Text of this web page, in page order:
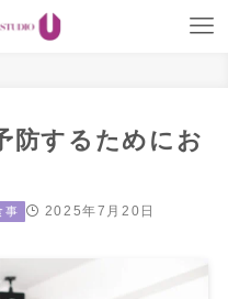
防するためにお
事 2025年7月20日